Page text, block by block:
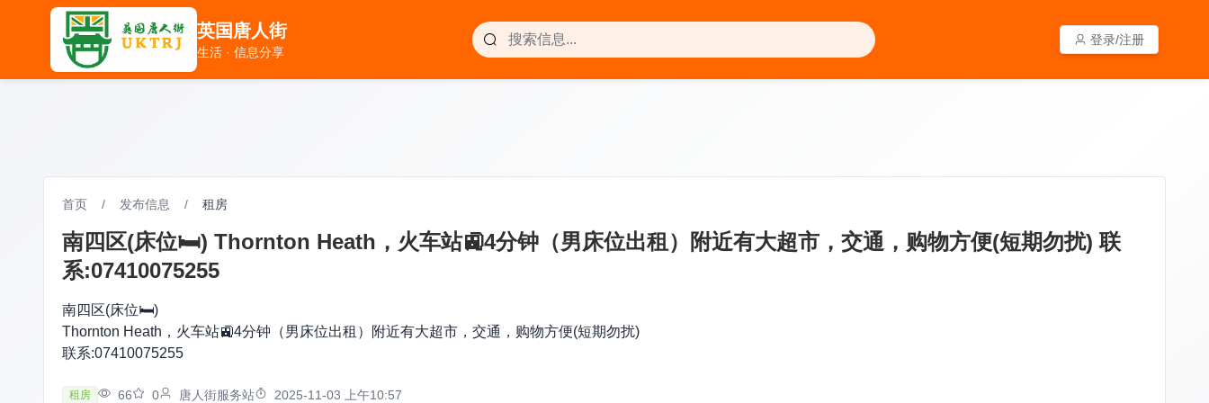
英国唐人街
生活 · 信息分享
登录/注册
英国唐人街
生活 · 信息分享
登录/注册
首页 / 发布信息 / 租房
南四区(床位🛏️) Thornton Heath，火车站🚉4分钟（男床位出租）附近有大超市，交通，购物方便(短期勿扰) 联
系:07410075255
南四区(床位🛏️)
Thornton Heath，火车站🚉4分钟（男床位出租）附近有大超市，交通，购物方便(短期勿扰)
联系:07410075255
租房 66 0 唐人街服务站 2025-11-03 上午10:57